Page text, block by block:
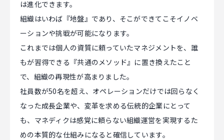
は進化できます。
組織はいわば『地盤』であり、そこができてこそイノベ
ーションや挑戦が可能になります。
これまでは個人の資質に頼っていたマネジメントを、誰
もが習得できる『共通のメソッド』に置き換えたこと
で、組織の再現性が高まりました。
社員数が50名を超え、オペレーションだけでは回らなく
なった成長企業や、変革を求める伝統的企業にとって
も、マネディクは感覚に頼らない組織運営を実現するた
めの本質的な仕組みになると確信しています。